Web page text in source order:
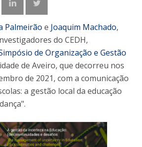
Palmeirão e Joaquim Machado,
do CEDH,
de Organização e Gestão
de Aveiro, que decorreu nos
de 2021, com a comunicação
a gestão local da educação